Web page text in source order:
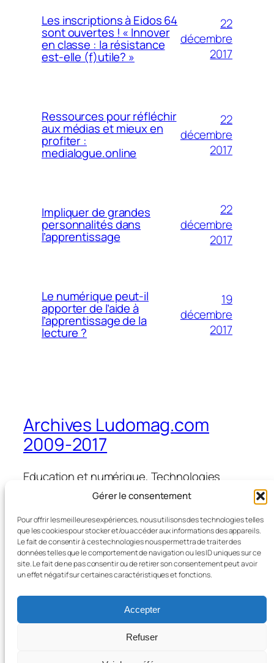
Gérer le consentement
Pour offrir les meilleures expériences, nous utilisons des technologies telles
que les cookies pour stocker et/ou accéder aux informations des appareils.
Le fait de consentir à ces technologies nous permettra de traiter des
données telles que le comportement de navigation ou les ID uniques sur ce
site. Le fait de ne pas consentir ou de retirer son consentement peut avoir
un effet négatif sur certaines caractéristiques et fonctions.
Accepter
Refuser
Les inscriptions à Eidos 64
sont ouvertes ! « Innover
en classe : la résistance
est-elle (f)utile? »
22
décembre
2017
Ressources pour réfléchir
aux médias et mieux en
profiter :
medialogue.online
22
décembre
2017
Impliquer de grandes
personnalités dans
l’apprentissage
22
décembre
2017
Le numérique peut-il
apporter de l’aide à
l’apprentissage de la
lecture ?
19
décembre
2017
Archives Ludomag.com
2009-2017
Education et numérique, Technologies
d'Apprentissage, e-learning, serious games,
et formation
Blog
À propos
FAQ
Évènements
Boutique
Compositions
Thèmes